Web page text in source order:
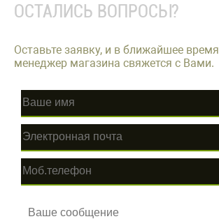
ОСТАЛИСЬ ВОПРОСЫ?
Оставьте заявку, и в ближайшее время
менеджер магазина свяжется с Вами.